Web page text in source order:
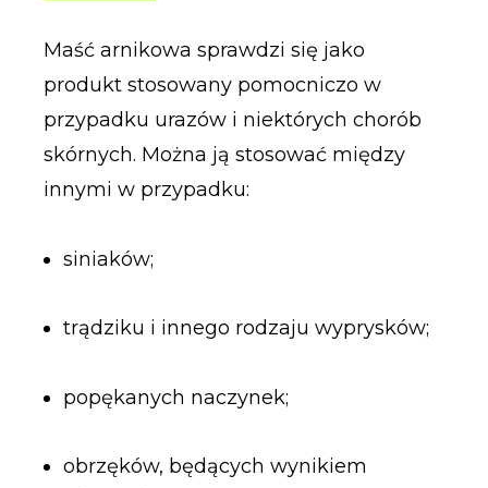
Maść arnikowa sprawdzi się jako
produkt stosowany pomocniczo w
przypadku urazów i niektórych chorób
skórnych. Można ją stosować między
innymi w przypadku:
siniaków;
trądziku i innego rodzaju wyprysków;
popękanych naczynek;
obrzęków, będących wynikiem